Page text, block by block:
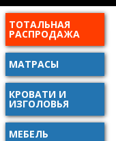
ТОТАЛЬНАЯ
РАСПРОДАЖА
МАТРАСЫ
КРОВАТИ И
ИЗГОЛОВЬЯ
МЕБЕЛЬ